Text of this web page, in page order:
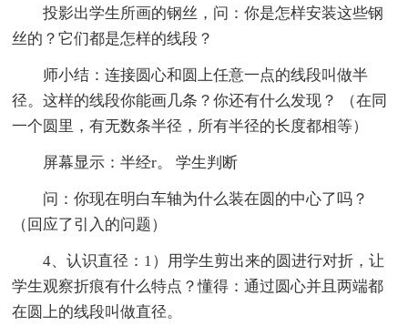
投影出学生所画的钢丝，问：你是怎样安装这些钢
丝的？它们都是怎样的线段？
师小结：连接圆心和圆上任意一点的线段叫做半
径。这样的线段你能画几条？你还有什么发现？ （在同
一个圆里，有无数条半径，所有半径的长度都相等）
屏幕显示：半经r。 学生判断
问：你现在明白车轴为什么装在圆的中心了吗？
（回应了引入的问题）
4、认识直径：1）用学生剪出来的圆进行对折，让
学生观察折痕有什么特点？懂得：通过圆心并且两端都
在圆上的线段叫做直径。